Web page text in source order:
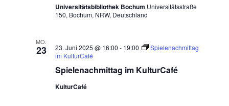
Universitätsbibliothek Bochum Universitätsstraße
150, Bochum, NRW, Deutschland
MO.
23
Spielenachmittag im KulturCafé
23. Juni 2025 @ 16:00 - 19:00
Spielenachmittag
im KulturCafé
KulturCafé